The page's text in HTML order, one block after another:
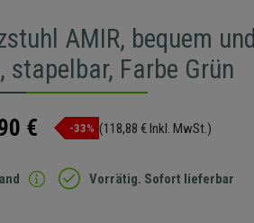
AMIR, bequem und
stapelbar, Farbe Grün
€ -33% (118,88 € Inkl. MwSt.)
Vorrätig. Sofort lieferbar